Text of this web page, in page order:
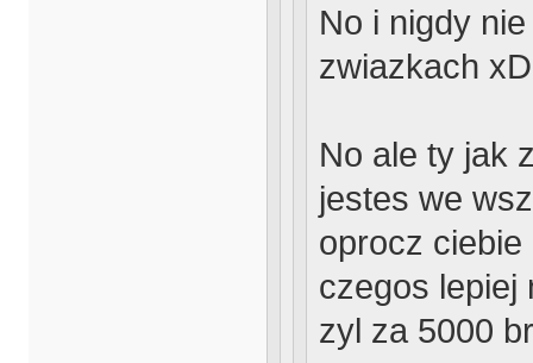
No i nigdy
zwiazkach xD
No ale ty jak
jestes we
oprocz
czegos lepiej
zyl za 5000